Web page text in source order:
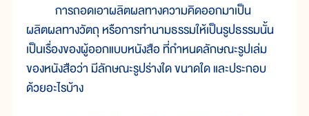
การถอดเอาผลิตผลทางความคิดออกมาเป็น
ผลิตผลทางวัตถุ หรือการทำนามธรรมให้เป็นรูปธรรมนั้น
เป็นเรื่องของผู้ออกแบบหนังสือ ที่กำหนดลักษณะรูปเล่ม
ของหนังสือว่า มีลักษณะรูปร่างใด ขนาดใด และประกอบ
ด้วยอะไรบ้าง